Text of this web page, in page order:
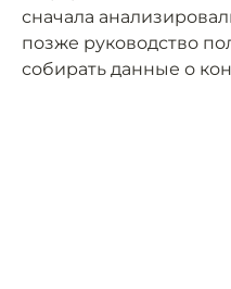
сначала
позже руководство
собирать данные о